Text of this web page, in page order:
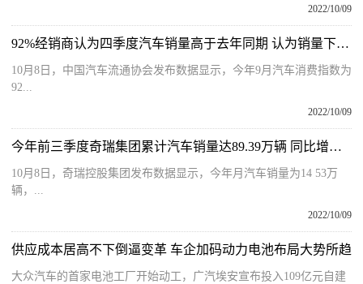
2022/10/09
92%经销商认为四季度汽车销量高于去年同期 认为销量下降经销商不到2%
10月8日，中国汽车流通协会发布数据显示，今年9月汽车消费指数为
92...
2022/10/09
今年前三季度奇瑞集团累计汽车销量达89.39万辆 同比增长37.3%
10月8日，奇瑞控股集团发布数据显示，今年月汽车销量为14 53万
辆，...
2022/10/09
供应成本居高不下倒逼变革 车企加码动力电池布局大势所趋
大众汽车的首家电池工厂开始动工，广汽埃安宣布投入109亿元自建